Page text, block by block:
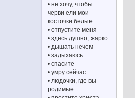
• не хочу, чтобы
черви ели мои
косточки белые
• отпустите меня
• здесь душно, жарко
• дышать нечем
• задыхаюсь
• спасите
• умру сейчас
• людочки, где вы
родимые